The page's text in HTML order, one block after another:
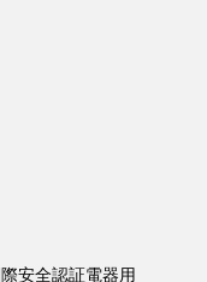
安全認証電器用